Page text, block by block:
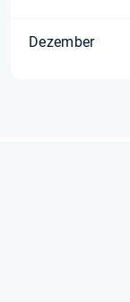
Dezember